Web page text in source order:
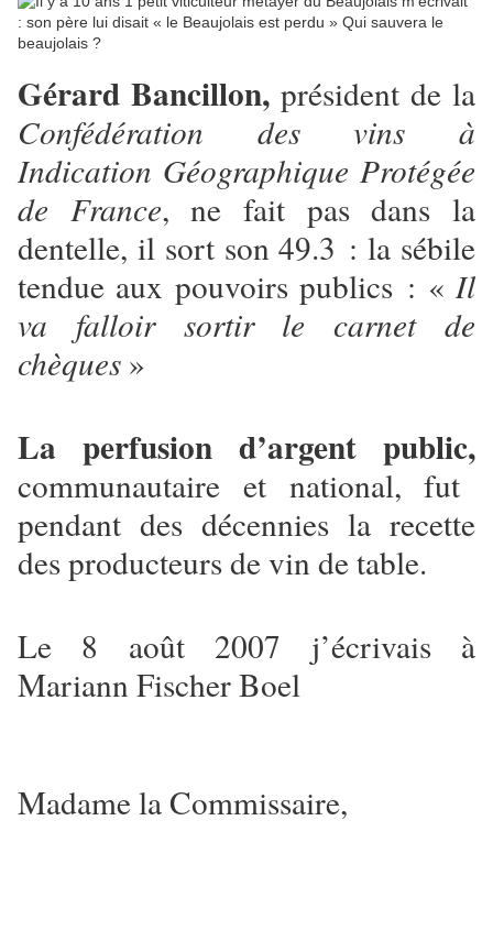
Gérard Bancillon, président de la
Confédération des vins à
Indication Géographique Protégée
de France, ne fait pas dans la
dentelle, il sort son 49.3 : la sébile
tendue aux pouvoirs publics : «Il
va falloir sortir le carnet de
chèques »
La perfusion d’argent public,
communautaire et national, fut
pendant des décennies la recette
des producteurs de vin de table.
Le 8 août 2007 j’écrivais à
Mariann Fischer Boel
Madame la Commissaire,